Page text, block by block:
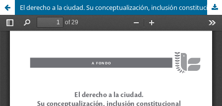
El derecho a la ciudad. Su conceptualización, inclusión constitucional y aplicación